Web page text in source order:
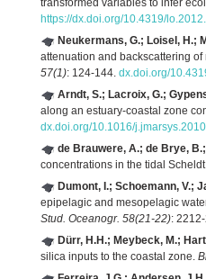
transformed variables to infer
https://dx.doi.org/10.4319/
Neukermans, G.; Loisel, H.;
attenuation and backscattering
57(1): 124-144. dx.doi.org/
Arndt, S.; Lacroix, G.;
along an estuary-coastal zone
dx.doi.org/10.1016/
de Brauwere, A.; de Brye,
concentrations in the tidal
Dumont, I.; Schoemann, V.;
epipelagic and mesopelagic
Stud. Oceanogr. 58(21-22):
Dürr, H.H.; Meybeck, M.;
silica inputs to the coastal zone.